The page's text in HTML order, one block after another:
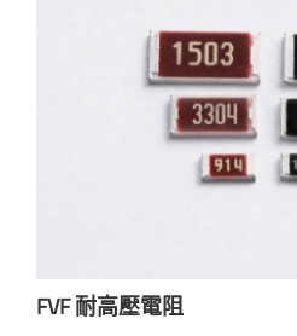
FVF 耐高壓電阻